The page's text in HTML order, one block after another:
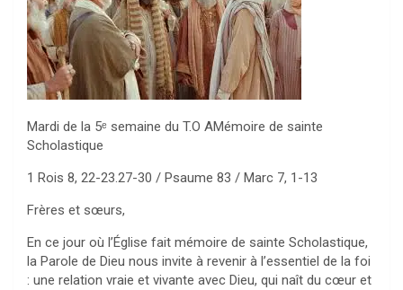
Mardi de la 5ᵉ semaine du T.O AMémoire de sainte
Scholastique
1 Rois 8, 22-23.27-30 / Psaume 83 / Marc 7, 1-13
Frères et sœurs,
En ce jour où l’Église fait mémoire de sainte Scholastique,
la Parole de Dieu nous invite à revenir à l’essentiel de la foi
: une relation vraie et vivante avec Dieu, qui naît du cœur et